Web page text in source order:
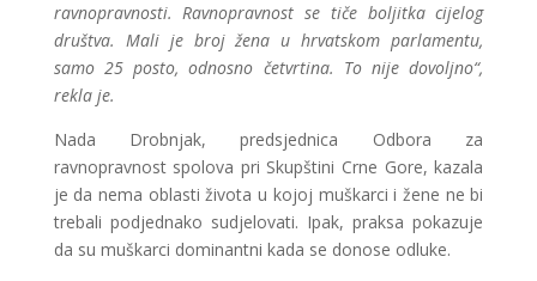
ravnopravnosti. Ravnopravnost se tiče boljitka cijelog
društva. Mali je broj žena u hrvatskom parlamentu,
samo 25 posto, odnosno četvrtina. To nije dovoljno“,
rekla je.
Nada Drobnjak, predsjednica Odbora za
ravnopravnost spolova pri Skupštini Crne Gore, kazala
je da nema oblasti života u kojoj muškarci i žene ne bi
trebali podjednako sudjelovati. Ipak, praksa pokazuje
da su muškarci dominantni kada se donose odluke.